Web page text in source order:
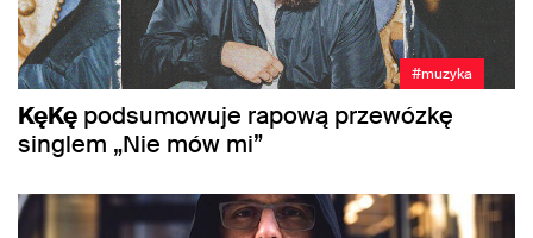
#muzyka
KęKę podsumowuje rapową przewózkę
singlem „Nie mów mi”